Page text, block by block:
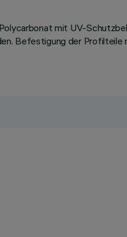
mit UV-
Befestigung der Profilteile